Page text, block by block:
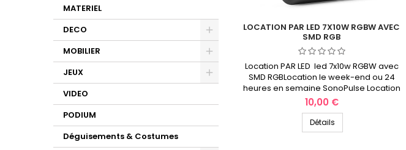
MATERIEL
DECO
MOBILIER
JEUX
VIDEO
PODIUM
Déguisements & Costumes
LOCATION PAR LED 7X10W RGBW AVEC
SMD RGB
Location PAR LED led 7x10w RGBW avec
SMD RGBLocation le week-end ou 24
heures en semaine SonoPulse Location
des hauts-de-France
Prix
10,00 €
Détails